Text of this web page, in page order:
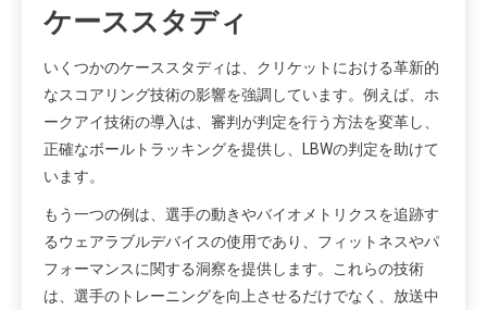
ケーススタディ
いくつかのケーススタディは、クリケットにおける革新的
なスコアリング技術の影響を強調しています。例えば、ホ
ークアイ技術の導入は、審判が判定を行う方法を変革し、
正確なボールトラッキングを提供し、LBWの判定を助けて
います。
もう一つの例は、選手の動きやバイオメトリクスを追跡す
るウェアラブルデバイスの使用であり、フィットネスやパ
フォーマンスに関する洞察を提供します。これらの技術
は、選手のトレーニングを向上させるだけでなく、放送中